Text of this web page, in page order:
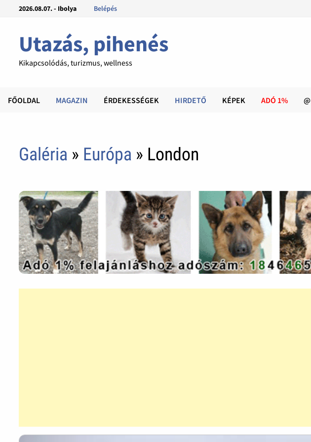
2026.08.07. - Ibolya Belépés
Utazás, pihenés
Kikapcsolódás, turizmus, wellness
FŐOLDAL MAGAZIN ÉRDEKESSÉGEK HIRDETŐ KÉPEK ADÓ 1% @
Galéria » Európa » London